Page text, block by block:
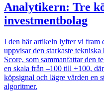
Analytikern: Tre
investmentbolag
I den här artikeln lyfter vi fram
uppvisar den starkaste
Score, som sammanfattar den
en skala från –100 till +100,
köpsignal och lägre värden en
algoritmer.